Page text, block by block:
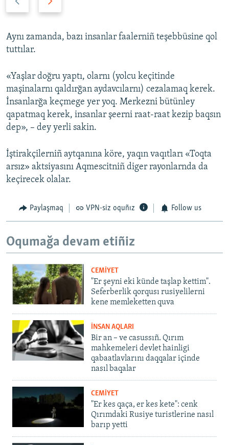
v
i
u
s
s
l
i
e
t
i
d
e
Aynı zamanda, bazı insanlar faalerniñ teşebbüsine qol
tuttılar.
«Yaşlar doğru yaptı, olarnı (yolcu keçitinde
maşinalarnı qaldırğan aydavcılarnı) cezalamaq kerek.
İnsanlarğa keçmege yer yoq. Merkezni bütünley
qapatmaq kerek, insanlar şeerni raat-raat kezip baqsın
dep», – dey yerli sakin.
İştirakçilerniñ aytqanına köre, yaqın vaqıtları «Toqta
arsız» aktsiyasını Aqmescitniñ diger rayonlarnda da
keçirecek olalar.
Paylaşmaq VPN-siz oquñız Follow us
Oqumağa devam etiñiz
CEMİYET
"Er şeyni eki künde taşlap kettim".
Seferberlik qorqusı rusiyelilerni
kene memleketten quva
İNSAN AQLARI
Bir an – ve casussıñ. Qırım
mahkemeleri devlet hainligi
qabaatlavlarını daqqalar içinde
nasıl baqalar
CEMİYET
"Er kes qaça, er kes kete": cenk
Qırımdaki Rusiye turistlerine nasıl
barıp yetti